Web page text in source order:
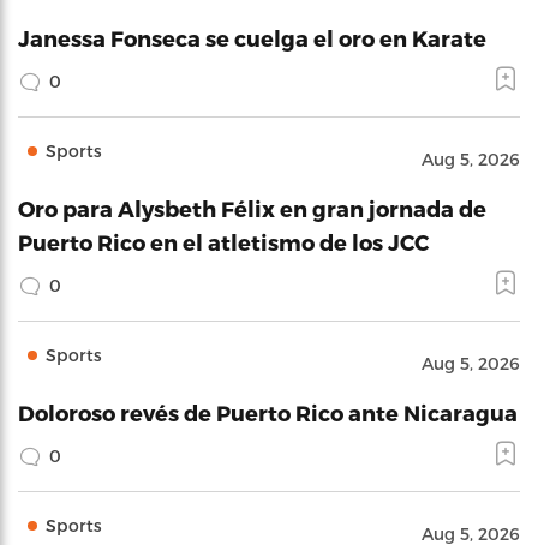
Janessa Fonseca se cuelga el oro en Karate
0
Sports Aug 5, 2026
Oro para Alysbeth Félix en gran jornada de
Puerto Rico en el atletismo de los JCC
0
Sports Aug 5, 2026
Doloroso revés de Puerto Rico ante Nicaragua
0
Sports Aug 5, 2026